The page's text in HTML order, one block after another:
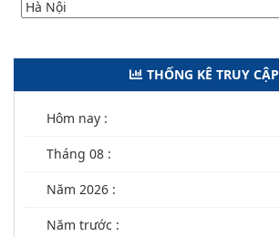
THỐNG KÊ TRUY CẬP
Hôm nay :
Tháng 08 :
Năm 2026 :
Năm trước :